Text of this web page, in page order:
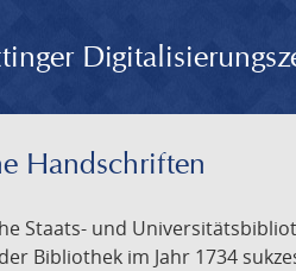
Handschriften
Staats- und
Bibliothek im Jahr 1734